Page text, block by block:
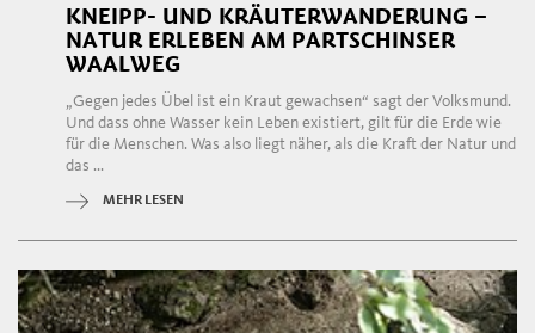
KNEIPP- UND KRÄUTERWANDERUNG –
NATUR ERLEBEN AM PARTSCHINSER
WAALWEG
„Gegen jedes Übel ist ein Kraut gewachsen“ sagt der Volksmund.
Und dass ohne Wasser kein Leben existiert, gilt für die Erde wie
für die Menschen. Was also liegt näher, als die Kraft der Natur und
das ...
MEHR LESEN